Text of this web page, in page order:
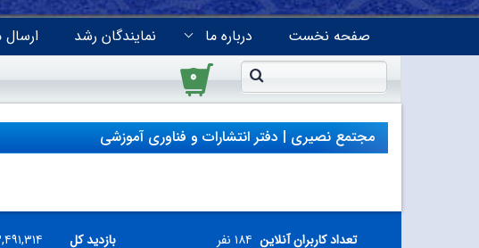
صفحه نخست درباره ما نمایندگان رشد ارسال
۰
مجتمع نصیری | دفتر انتشارات و فناوری آموزشی
تعداد کاربران آنلاین ۱۸۴ نفر بازدید کل